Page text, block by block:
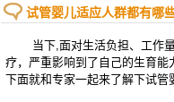
试管婴儿适应人群都有哪些
当下,面对生活负担、工作量
疗，严重影响到了自己的生育能
下面就和专家一起来了解下试管